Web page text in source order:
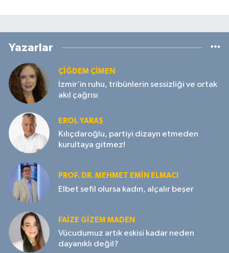
Yazarlar
ÇIĞDEM ÇIMEN
İzmir’in ruhu, tribünlerin sessizliği ve ortak
akıl çağrısı
EROL YARAŞ
Kılıçdaroğlu, partiyi dizayn etmeden
kurultaya gitmez!
PROF. DR. MEHMET EMIN ELMACI
Elbet sefil olursa kadın, alçalır beşer
FAIZE GIZEM MADEN
Vücudumuz artık eskisi kadar neden
dayanıklı değil?